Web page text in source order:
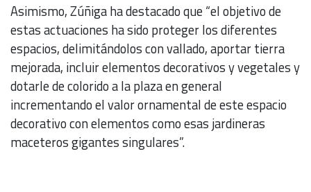
Asimismo, Zúñiga ha destacado que “el objetivo de
estas actuaciones ha sido proteger los diferentes
espacios, delimitándolos con vallado, aportar tierra
mejorada, incluir elementos decorativos y vegetales y
dotarle de colorido a la plaza en general
incrementando el valor ornamental de este espacio
decorativo con elementos como esas jardineras
maceteros gigantes singulares”.